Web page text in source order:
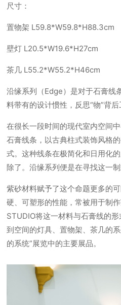
尺寸：
置物架 L59.8*W59.8*H88.3cm
壁灯 L20.5*W19.6*H27cm
茶几 L55.2*W55.2*H46cm
沿缘系列（Edge）是对于石膏线
料带有的设计惯性，反思“物”背
在很长一段时间的现代室内空间
石膏线条，以古典柱式装饰风格
式。这种线条在极简化和日用化
除了。沿缘系列便是在寻找这一制
紫砂材料赋予了这个命题更多的
硬、可塑形的性能，常被用于制
STUDIO将这一材料与石膏线的
到空间的灯具、置物架、茶几的
的系统”展览中的主要展品。